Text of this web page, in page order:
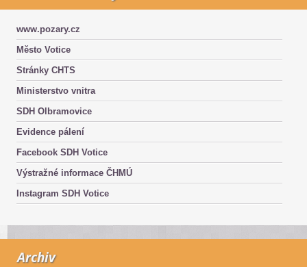
www.pozary.cz
Město Votice
Stránky CHTS
Ministerstvo vnitra
SDH Olbramovice
Evidence pálení
Facebook SDH Votice
Výstražné informace ČHMÚ
Instagram SDH Votice
Archiv